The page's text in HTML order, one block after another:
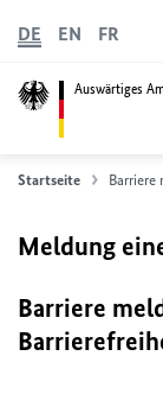
Auswärtiges
DE EN FR
Startseite Barriere
Meldung
Barriere